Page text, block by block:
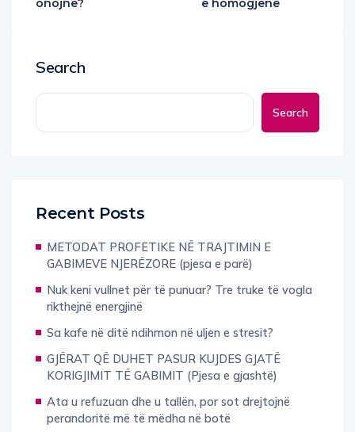
onojnë?
e homogjene
Search
Search
Recent Posts
METODAT PROFETIKE NË TRAJTIMIN E
GABIMEVE NJERËZORE (pjesa e parë)
Nuk keni vullnet për të punuar? Tre truke të vogla
rikthejnë energjinë
Sa kafe në ditë ndihmon në uljen e stresit?
GJËRAT QË DUHET PASUR KUJDES GJATË
KORIGJIMIT TË GABIMIT (Pjesa e gjashtë)
Ata u refuzuan dhe u tallën, por sot drejtojnë
perandoritë më të mëdha në botë